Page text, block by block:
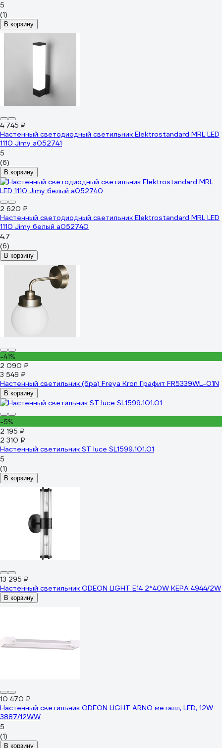
5
(1)
В корзину
4 745 ₽
Настенный светодиодный светильник Elektrostandard MRL LED
1110 Jimy a052741
5
(6)
В корзину
2 620 ₽
Настенный светодиодный светильник Elektrostandard MRL LED
1110 Jimy белый a052740
4.7
(6)
В корзину
-41%
2 090 ₽
3 549 ₽
Настенный светильник (бра) Freya Kron Графит FR5339WL-01N
В корзину
-5%
2 195 ₽
2 310 ₽
Настенный светильник ST luce SL1599.101.01
5
(1)
В корзину
13 295 ₽
Настенный светильник ODEON LIGHT E14 2*40W KEPA 4944/2W
В корзину
10 470 ₽
Настенный светильник ODEON LIGHT ARNO металл, LED, 12W
3887/12WW
5
(1)
В корзину